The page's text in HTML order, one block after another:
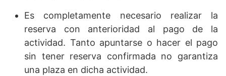
Es completamente necesario realizar la
reserva con anterioridad al pago de la
actividad. Tanto apuntarse o hacer el pago
sin tener reserva confirmada no garantiza
una plaza en dicha actividad.